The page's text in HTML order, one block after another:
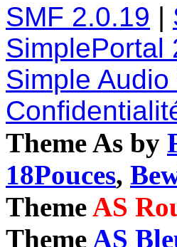
SMF 2.0.19 |
SimplePortal
Simple
Theme As by
18Pouces,
ThemeAS
Theme AS